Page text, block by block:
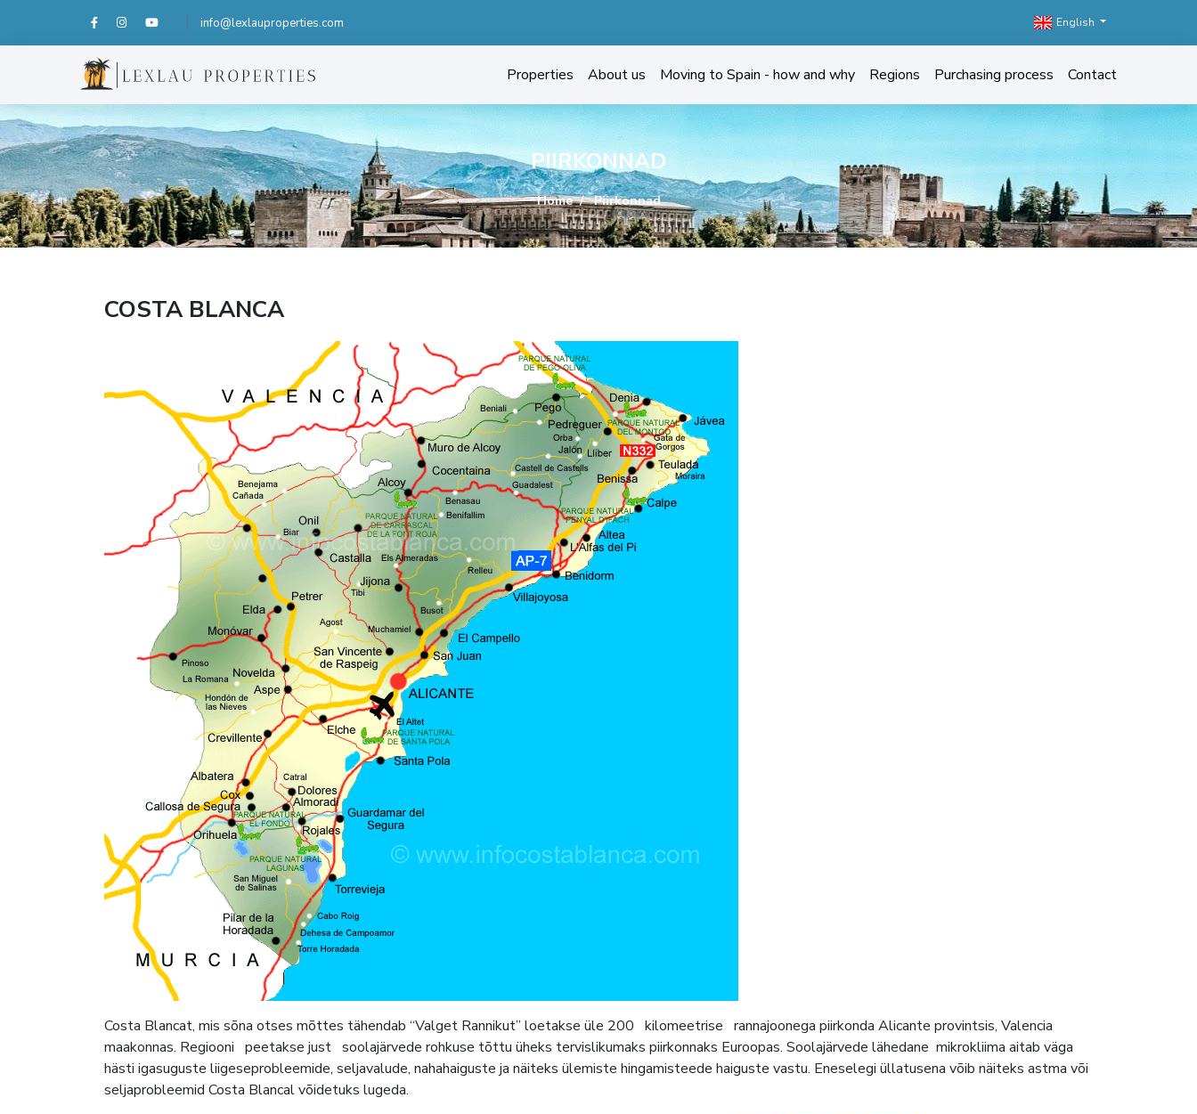
info@lexlauproperties.com English
Properties About us Moving to Spain - how and why Regions Purchasing process Contact
PIIRKONNAD
Home Piirkonnad
COSTA BLANCA
Costa Blancat, mis sõna otses mõttes tähendab “Valget Rannikut” loetakse üle 200 kilomeetrise rannajoonega piirkonda Alicante provintsis, Valencia
maakonnas. Regiooni peetakse just soolajärvede rohkuse tõttu üheks tervislikumaks piirkonnaks Euroopas. Soolajärvede lähedane mikrokliima aitab väga
hästi igasuguste liigeseprobleemide, seljavalude, nahahaiguste ja näiteks ülemiste hingamisteede haiguste vastu. Eneselegi üllatusena võib näiteks astma või
seljaprobleemid Costa Blancal võidetuks lugeda.